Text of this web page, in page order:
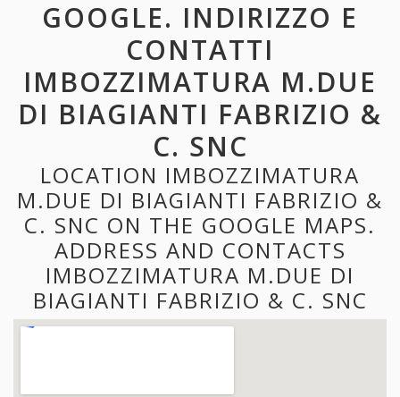
GOOGLE. INDIRIZZO E
CONTATTI
IMBOZZIMATURA M.DUE
DI BIAGIANTI FABRIZIO &
C. SNC
LOCATION IMBOZZIMATURA
M.DUE DI BIAGIANTI FABRIZIO &
C. SNC ON THE GOOGLE MAPS.
ADDRESS AND CONTACTS
IMBOZZIMATURA M.DUE DI
BIAGIANTI FABRIZIO & C. SNC